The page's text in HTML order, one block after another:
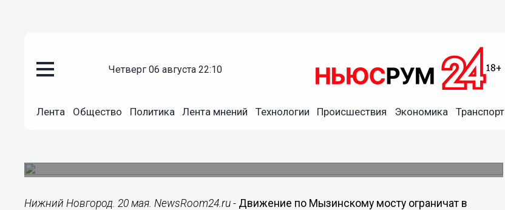
четверг 06 августа 22:10
Лента Общество Политика Лента мнений Технологии Происшествия Экономика Транспорт
Движение по Мызинскому мосту ограничат в Нижнем с 20
Нижний Новгород. 20 мая. NewsRoom24.ru - Движение по Мызинскому мосту ограничат в